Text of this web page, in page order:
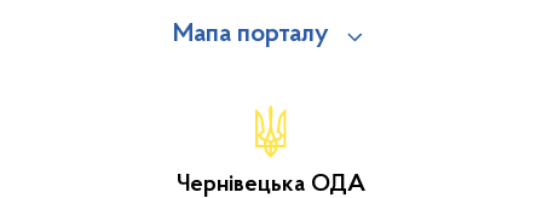
Мапа порталу
Чернівецька ОДА